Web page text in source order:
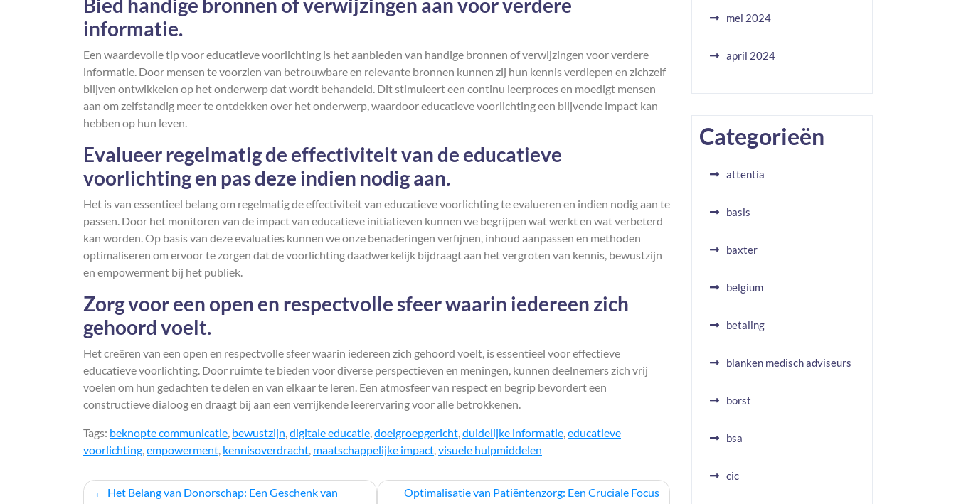
Bied handige bronnen of verwijzingen aan voor verdere
informatie.
Een waardevolle tip voor educatieve voorlichting is het aanbieden van handige bronnen of verwijzingen voor verdere
informatie. Door mensen te voorzien van betrouwbare en relevante bronnen kunnen zij hun kennis verdiepen en zichzelf
blijven ontwikkelen op het onderwerp dat wordt behandeld. Dit stimuleert een continu leerproces en moedigt mensen
aan om zelfstandig meer te ontdekken over het onderwerp, waardoor educatieve voorlichting een blijvende impact kan
hebben op hun leven.
Evalueer regelmatig de effectiviteit van de educatieve
voorlichting en pas deze indien nodig aan.
Het is van essentieel belang om regelmatig de effectiviteit van educatieve voorlichting te evalueren en indien nodig aan te
passen. Door het monitoren van de impact van educatieve initiatieven kunnen we begrijpen wat werkt en wat verbeterd
kan worden. Op basis van deze evaluaties kunnen we onze benaderingen verfijnen, inhoud aanpassen en methoden
optimaliseren om ervoor te zorgen dat de voorlichting daadwerkelijk bijdraagt aan het vergroten van kennis, bewustzijn
en empowerment bij het publiek.
Zorg voor een open en respectvolle sfeer waarin iedereen zich
gehoord voelt.
Het creëren van een open en respectvolle sfeer waarin iedereen zich gehoord voelt, is essentieel voor effectieve
educatieve voorlichting. Door ruimte te bieden voor diverse perspectieven en meningen, kunnen deelnemers zich vrij
voelen om hun gedachten te delen en van elkaar te leren. Een atmosfeer van respect en begrip bevordert een
constructieve dialoog en draagt bij aan een verrijkende leerervaring voor alle betrokkenen.
Tags: beknopte communicatie, bewustzijn,digitale educatie,doelgroepgericht,duidelijke informatie,educatieve
voorlichting,empowerment, kennisoverdracht, maatschappelijke impact,visuele hulpmiddelen
Berichtnavigatie
Het Belang van Donorschap: Een Geschenk van
Optimalisatie van Patiëntenzorg: Een Cruciale Focus
mei 2024
april 2024
Categorieën
attentia
basis
baxter
belgium
betaling
blanken medisch adviseurs
borst
bsa
cic